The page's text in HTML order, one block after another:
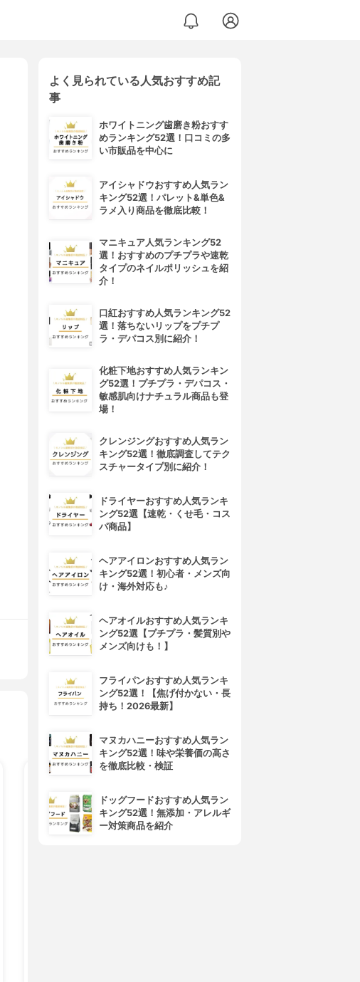
よく見られている人気おすすめ記
事
ホワイトニング歯磨き粉おすす
めランキング52選！口コミの多
い市販品を中心に
アイシャドウおすすめ人気ラン
キング52選！パレット&単色&
ラメ入り商品を徹底比較！
マニキュア人気ランキング52
選！おすすめのプチプラや速乾
タイプのネイルポリッシュを紹
介！
口紅おすすめ人気ランキング52
選！落ちないリップをプチプ
ラ・デパコス別に紹介！
化粧下地おすすめ人気ランキン
グ52選！プチプラ・デパコス・
敏感肌向けナチュラル商品も登
場！
クレンジングおすすめ人気ラン
キング52選！徹底調査してテク
スチャータイプ別に紹介！
ドライヤーおすすめ人気ランキ
ング52選【速乾・くせ毛・コス
パ商品】
ヘアアイロンおすすめ人気ラン
キング52選！初心者・メンズ向
け・海外対応も♪
ヘアオイルおすすめ人気ランキ
ング52選【プチプラ・髪質別や
メンズ向けも！】
フライパンおすすめ人気ランキ
ング52選！【焦げ付かない・長
持ち！2026最新】
マヌカハニーおすすめ人気ラン
キング52選！味や栄養価の高さ
を徹底比較・検証
ドッグフードおすすめ人気ラン
キング52選！無添加・アレルギ
ー対策商品を紹介